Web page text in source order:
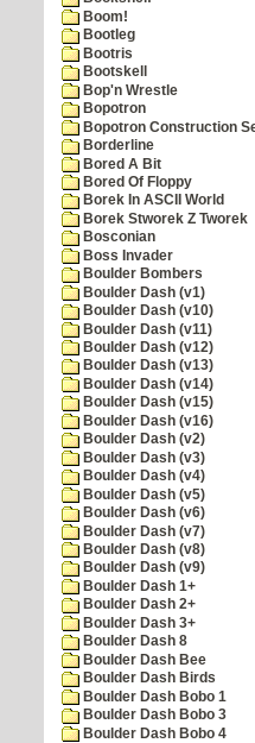
Boom!
Bootleg
Bootris
Bootskell
Bop'n Wrestle
Bopotron
Bopotron Construction
Borderline
Bored A Bit
Bored Of Floppy
Borek In ASCII World
Borek Stworek Z Tworek
Bosconian
Boss Invader
Boulder Bombers
Boulder Dash (v1)
Boulder Dash (v10)
Boulder Dash (v11)
Boulder Dash (v12)
Boulder Dash (v13)
Boulder Dash (v14)
Boulder Dash (v15)
Boulder Dash (v16)
Boulder Dash (v2)
Boulder Dash (v3)
Boulder Dash (v4)
Boulder Dash (v5)
Boulder Dash (v6)
Boulder Dash (v7)
Boulder Dash (v8)
Boulder Dash (v9)
Boulder Dash 1+
Boulder Dash 2+
Boulder Dash 3+
Boulder Dash 8
Boulder Dash Bee
Boulder Dash Birds
Boulder Dash Bobo 1
Boulder Dash Bobo 3
Boulder Dash Bobo 4